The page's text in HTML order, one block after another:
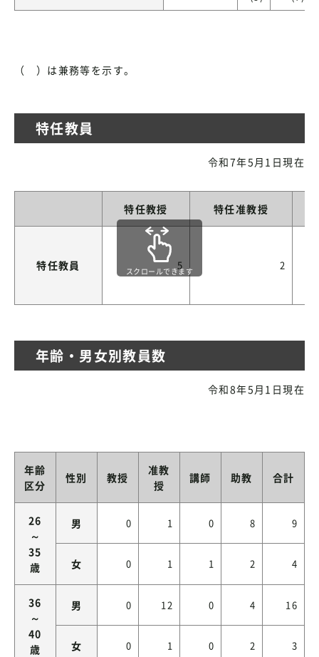
（ ）は兼務等を示す。
特任教員
令和7年5月1日現在
特任教授 特任准教授
特任教員 5 2
スクロールできます
年齢・男女別教員数
令和8年5月1日現在
年齢
区分
性別 教授
准教
授
講師 助教 合計
26
～
35
歳
男 0 1 0 8 9
女 0 1 1 2 4
36
～
40
歳
男 0 12 0 4 16
女 0 1 0 2 3